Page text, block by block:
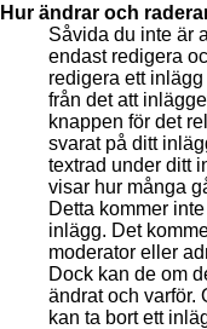
Hur ändrar och
Såvida du inte är
endast redigera
redigera ett
från det att
knappen för det
svarat på ditt
textrad under ditt
visar hur många
Detta kommer
inlägg. Det
moderator eller
Dock kan de om
ändrat och varför.
kan ta bort ett